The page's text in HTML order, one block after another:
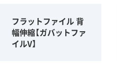
フラットファイル 背
幅伸縮【ガバットファ
イルV】